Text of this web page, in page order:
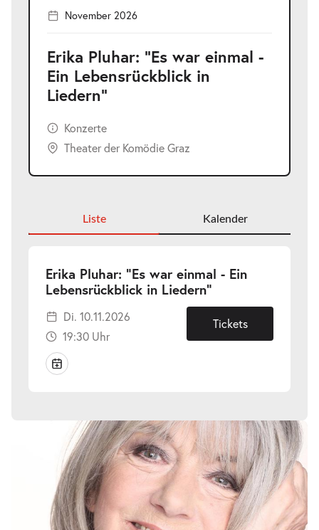
November 2026
Erika Pluhar: "Es war einmal -
Ein Lebensrückblick in
Liedern"
Konzerte
Theater der Komödie Graz
Liste Kalender
Erika Pluhar: "Es war einmal - Ein
Lebensrückblick in Liedern"
Di.
10.11.2026
Di. 10.11.2026
19:30 Uhr
Tickets